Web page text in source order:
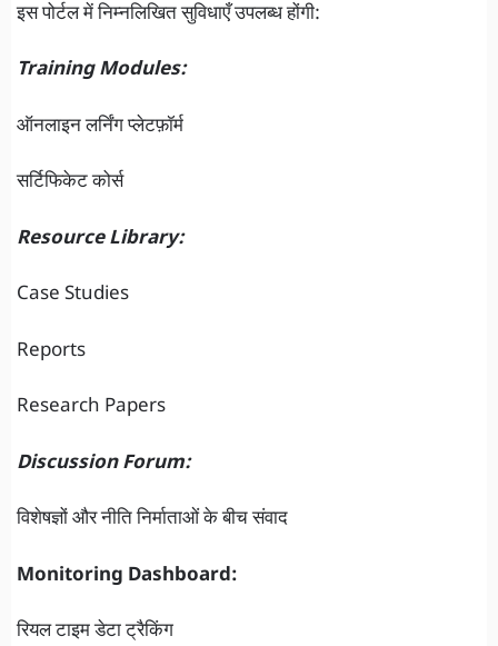
इस पोर्टल में निम्नलिखित सुविधाएँ उपलब्ध होंगी:
Training Modules:
ऑनलाइन लर्निंग प्लेटफ़ॉर्म
सर्टिफिकेट कोर्स
Resource Library:
Case Studies
Reports
Research Papers
Discussion Forum:
विशेषज्ञों और नीति निर्माताओं के बीच संवाद
Monitoring Dashboard:
रियल टाइम डेटा ट्रैकिंग